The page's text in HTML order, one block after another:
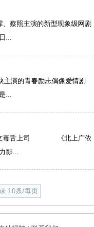
蔡照主演的新型现象级网剧
...
演的青春励志偶像爱情剧
...
毒舌上司 《北上广依
影...
10条/每页